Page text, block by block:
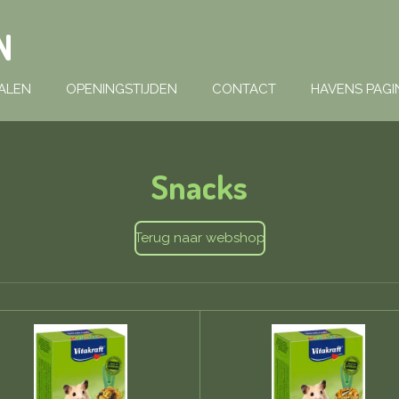
OPENINGSTIJDEN CONTACT HAVENS
Snacks
Terug naar webshop